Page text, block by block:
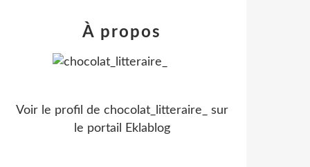
À propos
Voir le profil de chocolat_litteraire_
sur
le portail Eklablog